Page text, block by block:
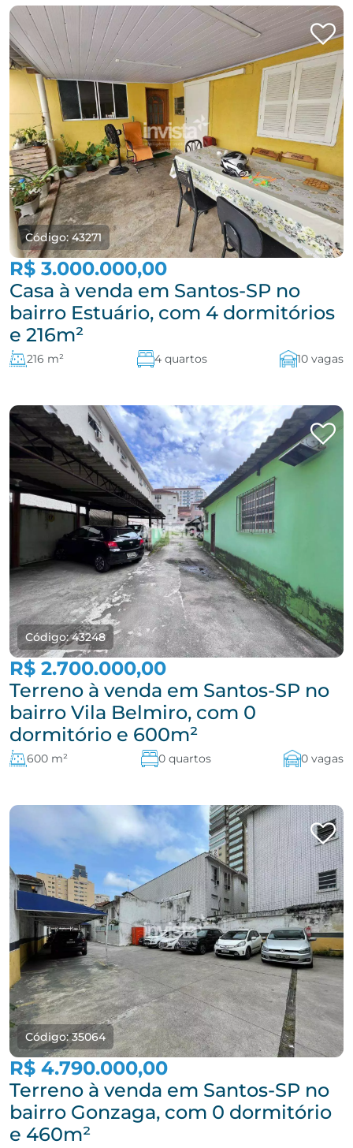
Código: 43271
R$ 3.000.000,00
Casa à venda em Santos-SP no
bairro Estuário, com 4 dormitórios
e 216m²
216 m² 4 quartos 10 vagas
Código: 43248
R$ 2.700.000,00
Terreno à venda em Santos-SP no
bairro Vila Belmiro, com 0
dormitório e 600m²
600 m² 0 quartos 0 vagas
Código: 35064
R$ 4.790.000,00
Terreno à venda em Santos-SP no
bairro Gonzaga, com 0 dormitório
e 460m²